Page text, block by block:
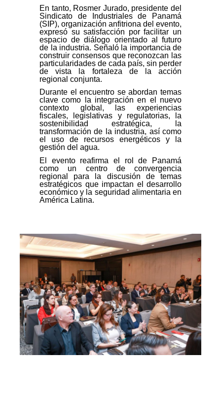
En tanto, Rosmer Jurado, presidente del
Sindicato de Industriales de Panamá
(SIP), organización anfitriona del evento,
expresó su satisfacción por facilitar un
espacio de diálogo orientado al futuro
de la industria. Señaló la importancia de
construir consensos que reconozcan las
particularidades de cada país, sin perder
de vista la fortaleza de la acción
regional conjunta.
Durante el encuentro se abordan temas
clave como la integración en el nuevo
contexto global, las experiencias
fiscales, legislativas y regulatorias, la
sostenibilidad estratégica, la
transformación de la industria, así como
el uso de recursos energéticos y la
gestión del agua.
El evento reafirma el rol de Panamá
como un centro de convergencia
regional para la discusión de temas
estratégicos que impactan el desarrollo
económico y la seguridad alimentaria en
América Latina.